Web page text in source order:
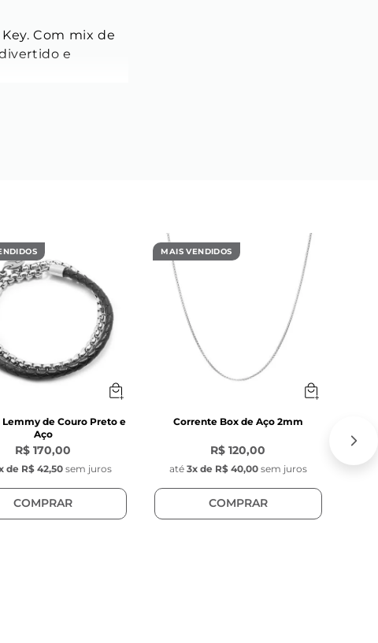
Com mix de
e
Lemmy de Couro Preto e
Aço
R$ 170,00
de R$ 42,50 sem juros
COMPRAR
MAIS VENDIDOS
Corrente Box de Aço 2mm
R$ 120,00
até 3x de R$ 40,00 sem juros
COMPRAR